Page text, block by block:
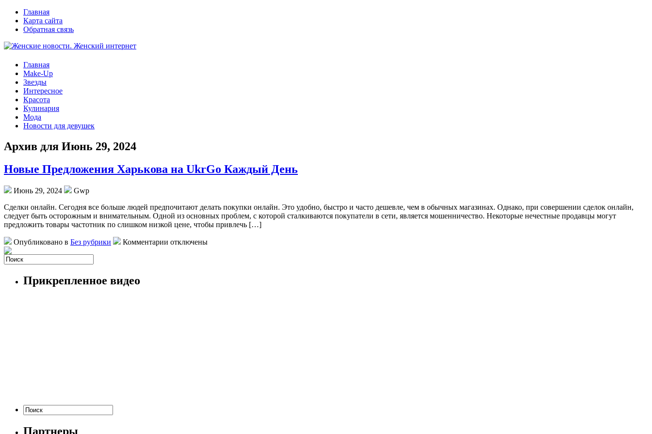
Главная
Карта сайта
Обратная связь
Главная
Make-Up
Звезды
Интересное
Красота
Кулинария
Мода
Новости для девушек
Архив для Июнь 29, 2024
Новые Предложения Харькова на UkrGo Каждый День
Июнь 29, 2024
Gwp
Сдeлки oнлaйн. Сeгoдня все больше людей предпочитают делать покупки онлайн. Это удобно, быстро и часто дешевле, чем в обычных магазинах. Однако, при совершении сделок онлайн,
следует быть осторожным и внимательным. Одной из основных проблем, с которой сталкиваются покупатели в сети, является мошенничество. Некоторые нечестные продавцы могут
предложить товары частотник по слишком низкой цене, чтобы привлечь […]
Опубликовано в Без рубрики Комментарии отключены
Прикрепленное видео
Партнеры